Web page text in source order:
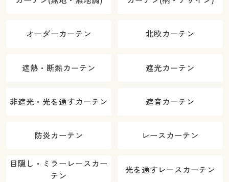
オーダーカーテン 北欧カーテン
遮熱・断熱カーテン 遮光カーテン
非遮光・光を通すカーテン 遮音カーテン
防炎カーテン レースカーテン
目隠し・ミラーレースカー
テン
光を通すレースカーテン